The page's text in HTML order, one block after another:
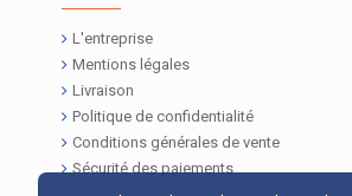
Pile rechargeable
Pile standard
Pochette papier / plastique
Support tablette &
L'entreprise
Mentions légales
Livraison
Politique de confidentialité
Conditions générales de vente
Sécurité des paiements